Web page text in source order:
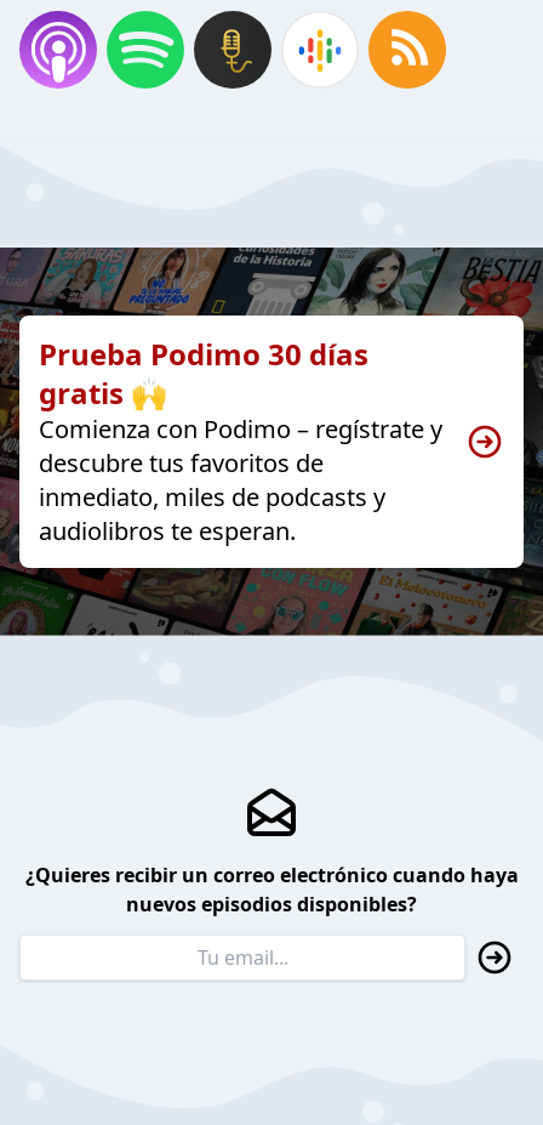
Prueba Podimo 30 días
gratis 🙌
Comienza con Podimo – regístrate y
descubre tus favoritos de
inmediato, miles de podcasts y
audiolibros te esperan.
¿Quieres recibir un correo electrónico cuando haya
nuevos episodios disponibles?